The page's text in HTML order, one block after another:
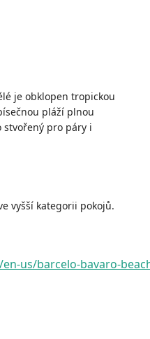
je obklopen tropickou
pláží plnou
stvořený pro páry i
vyšší kategorii pokojů.
us/barcelo-bavaro-